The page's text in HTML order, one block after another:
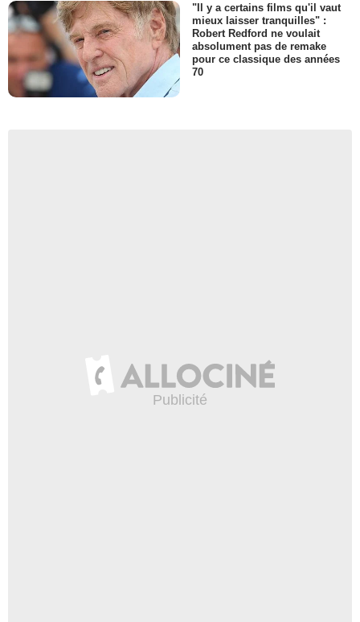
"Il y a certains films qu'il vaut
mieux laisser tranquilles" :
Robert Redford ne voulait
absolument pas de remake
pour ce classique des années
70